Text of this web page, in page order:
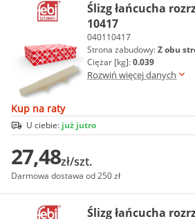
Ślizg łańcucha
10417
040110417
Strona zabudowy:Z obu
Ciężar [kg]:0.039
Rozwiń więcej danych
Kup na raty
U ciebie: już jutro
27,48zł/szt.
Darmowa dostawa od 250 zł
Ślizg łańcucha